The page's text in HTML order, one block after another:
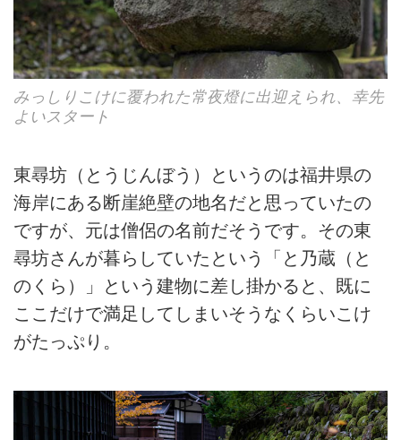
みっしりこけに覆われた常夜燈に出迎えられ、幸先
よいスタート
東尋坊（とうじんぼう）というのは福井県の
海岸にある断崖絶壁の地名だと思っていたの
ですが、元は僧侶の名前だそうです。その東
尋坊さんが暮らしていたという「と乃蔵（と
のくら）」という建物に差し掛かると、既に
ここだけで満足してしまいそうなくらいこけ
がたっぷり。